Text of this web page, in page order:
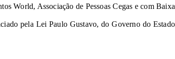
World, Associação de Pessoas Cegas e com Baixa
pela Lei Paulo Gustavo, do Governo do Estado